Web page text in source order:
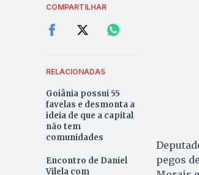
COMPARTILHAR
RELACIONADAS
Goiânia possui 55
favelas e desmonta a
ideia de que a capital
não tem
comunidades
Encontro de Daniel
Vilela com
pegos